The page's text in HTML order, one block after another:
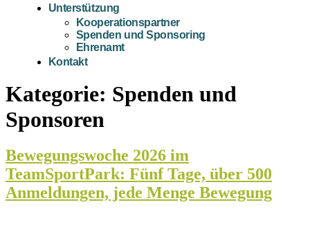
Unterstützung
Kooperationspartner
Spenden und Sponsoring
Ehrenamt
Kontakt
Kategorie: Spenden und
Sponsoren
Bewegungswoche 2026 im
TeamSportPark: Fünf Tage, über 500
Anmeldungen, jede Menge Bewegung